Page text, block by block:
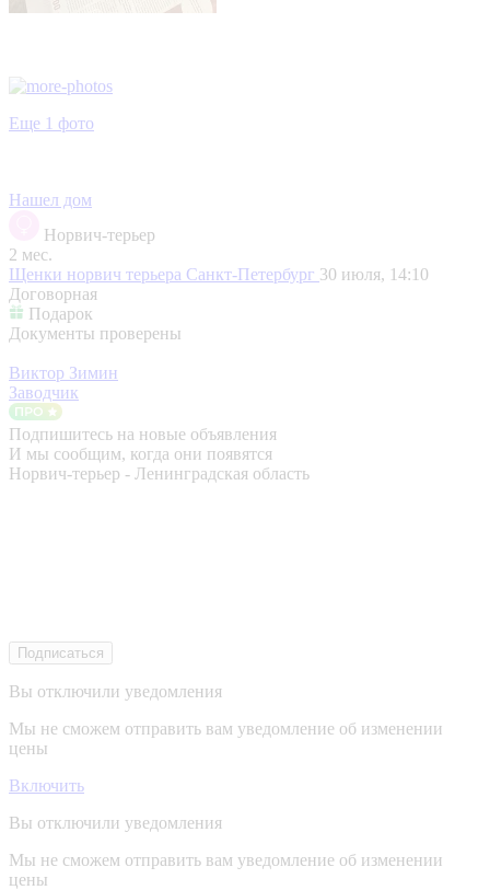
Еще 1 фото
Нашел дом
Норвич-терьер
2 мес.
Щенки норвич терьера Санкт-Петербург 30 июля, 14:10
Договорная
Подарок
Документы проверены
Виктор Зимин
Заводчик
Подпишитесь на новые объявления
И мы сообщим, когда они появятся
Норвич-терьер - Ленинградская область
Подписаться
Вы отключили уведомления
Мы не сможем отправить вам уведомление об изменении
цены
Включить
Вы отключили уведомления
Мы не сможем отправить вам уведомление об изменении
цены